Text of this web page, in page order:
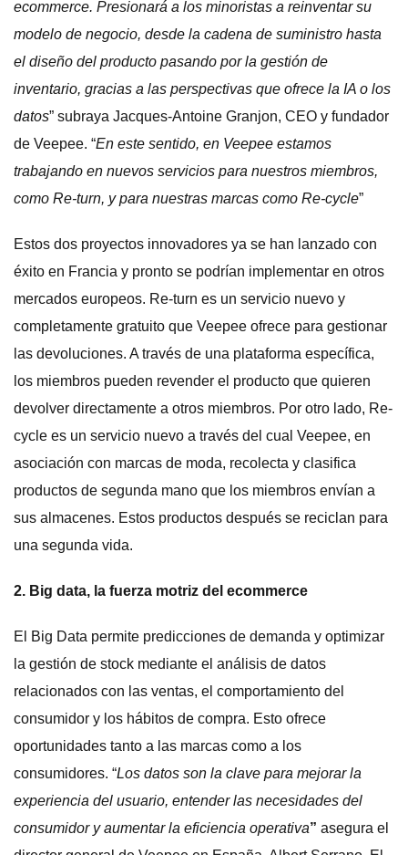
ecommerce. Presionará a los minoristas a reinventar su
modelo de negocio, desde la cadena de suministro hasta
el diseño del producto pasando por la gestión de
inventario, gracias a las perspectivas que ofrece la IA o los
datos” subraya Jacques-Antoine Granjon, CEO y fundador
de Veepee. “En este sentido, en Veepee estamos
trabajando en nuevos servicios para nuestros miembros,
como Re-turn, y para nuestras marcas como Re-cycle”
Estos dos proyectos innovadores ya se han lanzado con
éxito en Francia y pronto se podrían implementar en otros
mercados europeos. Re-turn es un servicio nuevo y
completamente gratuito que Veepee ofrece para gestionar
las devoluciones. A través de una plataforma específica,
los miembros pueden revender el producto que quieren
devolver directamente a otros miembros. Por otro lado, Re-
cycle es un servicio nuevo a través del cual Veepee, en
asociación con marcas de moda, recolecta y clasifica
productos de segunda mano que los miembros envían a
sus almacenes. Estos productos después se reciclan para
una segunda vida.
2. Big data, la fuerza motriz del ecommerce
El Big Data permite predicciones de demanda y optimizar
la gestión de stock mediante el análisis de datos
relacionados con las ventas, el comportamiento del
consumidor y los hábitos de compra. Esto ofrece
oportunidades tanto a las marcas como a los
consumidores. “Los datos son la clave para mejorar la
experiencia del usuario, entender las necesidades del
consumidor y aumentar la eficiencia operativa” asegura el